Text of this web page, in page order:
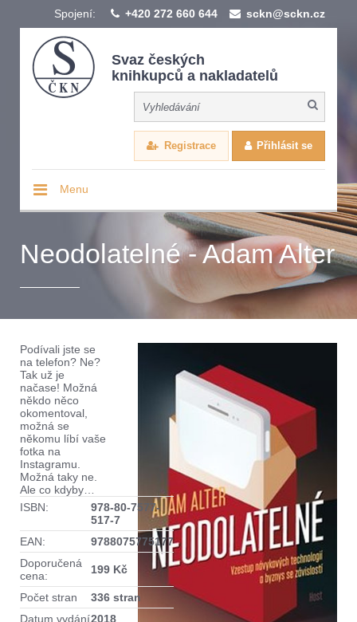
Spojení: +420 272 660 644 sckn@sckn.cz
Svaz českých
knihkupců a nakladatelů
Registrace Přihlásit se
Menu
Neodolatelné - Adam Alter
Podívali jste se
na telefon? Ne?
Tak už je
načase! Možná
někdo něco
okomentoval,
možná se
někomu líbí vaše
fotka na
Instagramu.
Možná taky ne.
Ale co kdyby…
ISBN:
978-80-7577-
517-7
EAN:
9788075775177
Doporučená
cena:
199 Kč
Počet stran
336 stran
Datum vydání2018